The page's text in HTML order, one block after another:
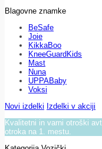
Blagovne znamke
BeSafe
Joie
KikkaBoo
KneeGuardKids
Mast
Nuna
UPPABaby
Voksi
Novi izdelki Izdelki v akciji
Kvalitetni in varni otroški
otroka na 1. mestu.